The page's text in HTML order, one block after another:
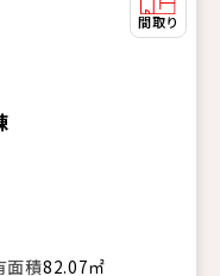
面積82.07㎡